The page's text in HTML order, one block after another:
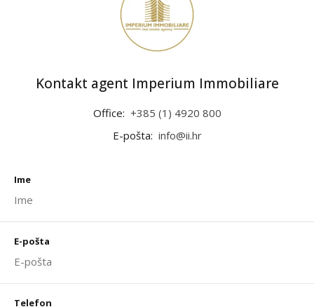
Kontakt agent Imperium Immobiliare
Office: +385 (1) 4920 800
E-pošta: info@ii.hr
Ime
E-pošta
Telefon